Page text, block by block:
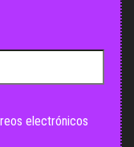
electrónicos